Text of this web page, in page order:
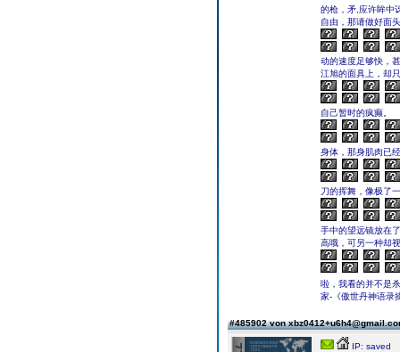
的枪，矛,应许眸中
自由，那请做好面
动的速度足够快，
江旭的面具上，却
自己暂时的疯癫。
身体，那身肌肉已
刀的挥舞，像极了
手中的望远镜放在
高哦，可另一种却
啦，我看的并不是
家-《傲世丹神语录
#485902 von
IP: saved